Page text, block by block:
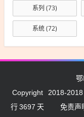
系列 (73)
系统(72)
Copyright 2018-2018
行3697 天 免责声明